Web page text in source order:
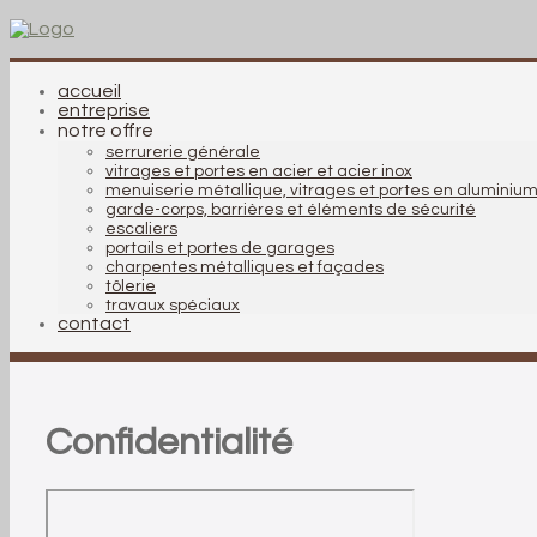
accueil
entreprise
notre offre
serrurerie générale
vitrages et portes en acier et acier inox
menuiserie métallique, vitrages et portes en aluminium
garde-corps, barrières et éléments de sécurité
escaliers
portails et portes de garages
charpentes métalliques et façades
tôlerie
travaux spéciaux
contact
Confidentialité